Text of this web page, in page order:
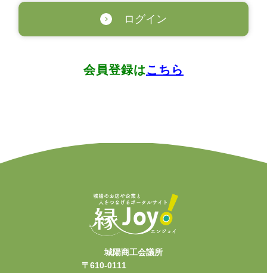
ログイン
会員登録はこちら
城陽商工会議所
〒610-0111